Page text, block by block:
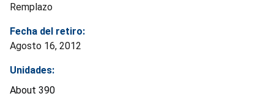
Remplazo
Fecha del retiro:
Agosto 16, 2012
Unidades:
About 390